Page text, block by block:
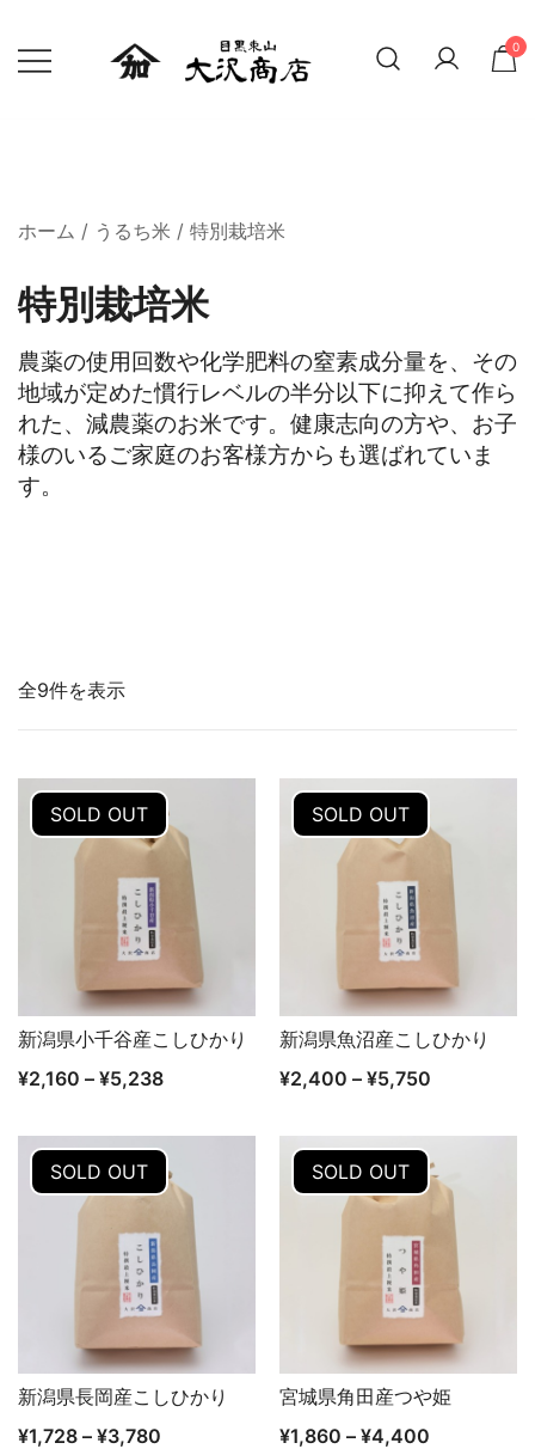
0
ホーム / うるち米 / 特別栽培米
特別栽培米
農薬の使用回数や化学肥料の窒素成分量を、その
地域が定めた慣行レベルの半分以下に抑えて作ら
れた、減農薬のお米です。健康志向の方や、お子
様のいるご家庭のお客様方からも選ばれていま
す。
全9件を表示
SOLD OUT
クイックビュー
新潟県小千谷産こしひかり
¥2,160 – ¥5,238
SOLD OUT
クイックビュー
新潟県魚沼産こしひかり
¥2,400 – ¥5,750
SOLD OUT
クイックビュー
新潟県長岡産こしひかり
¥1,728 – ¥3,780
SOLD OUT
クイックビュー
宮城県角田産つや姫
¥1,860 – ¥4,400